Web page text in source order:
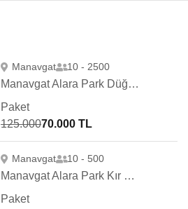
Manavgat 10 - 2500
Manavgat Alara Park Düğün Salonu
Paket
125.00070.000 TL
Manavgat 10 - 500
Manavgat Alara Park Kır Düğünü
Paket